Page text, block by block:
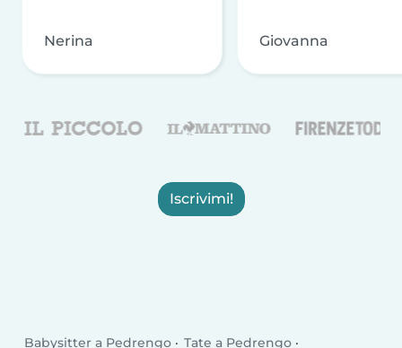
Nerina Giovanna
Iscrivimi!
Babysitter a Pedrengo
Tate a Pedrengo